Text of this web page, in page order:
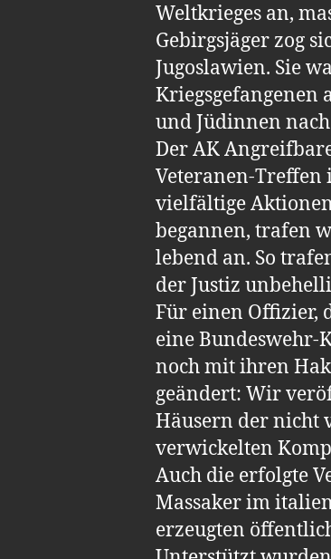
Weltkrieges an,
Gebirgsjäger zog
Jugoslawien. Sie
Kriegsgefangenen
und Jüdinnen
Der AK
Veteranen-Treffen
vielfältige
begannen, trafen
lebend an. So
der Justiz
Für einen Offizier,
eine Bundeswehr-
noch mit ihren
geändert: Wir
Häusern der nicht
verwickelten
Auch die erfolgte
Massaker im
erzeugten